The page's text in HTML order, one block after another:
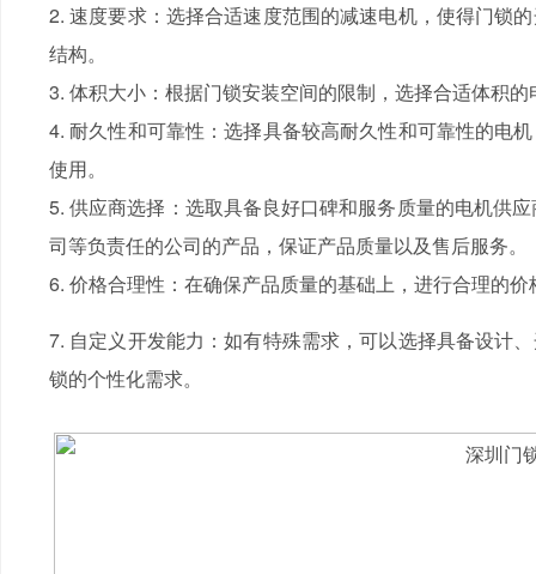
2. 速度要求：选择合适速度范围的减速电机，使得门锁
结构。
3. 体积大小：根据门锁安装空间的限制，选择合适体积
4. 耐久性和可靠性：选择具备较高耐久性和可靠性的电
使用。
5. 供应商选择：选取具备良好口碑和服务质量的电机供
司等负责任的公司的产品，保证产品质量以及售后服务。
6. 价格合理性：在确保产品质量的基础上，进行合理的
7. 自定义开发能力：如有特殊需求，可以选择具备设计
锁的个性化需求。